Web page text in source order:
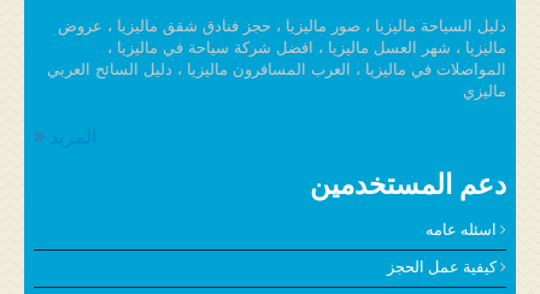
دليل السياحة ماليزيا ، صور ماليزيا ، حجز فنادق شقق ماليزيا ، عروض
ماليزيا ، شهر العسل ماليزيا ، افضل شركة سياحة في ماليزيا ،
المواصلات في ماليزيا ، العرب المسافرون ماليزيا ، دليل السائح العربي
ماليزي
المزيد
دعم المستخدمين
اسئله عامه
كيفية عمل الحجز